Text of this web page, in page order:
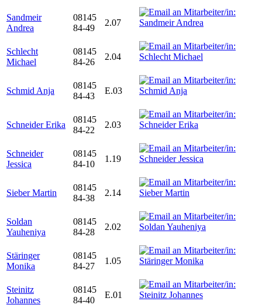
Sandmeir
Andrea
08145
84-49
2.07
Schlecht
Michael
08145
84-26
2.04
Schmid Anja
08145
84-43
E.03
Schneider Erika
08145
84-22
2.03
Schneider
Jessica
08145
84-10
1.19
Sieber Martin
08145
84-38
2.14
Soldan
Yauheniya
08145
84-28
2.02
Stäringer
Monika
08145
84-27
1.05
Steinitz
Johannes
08145
84-40
E.01